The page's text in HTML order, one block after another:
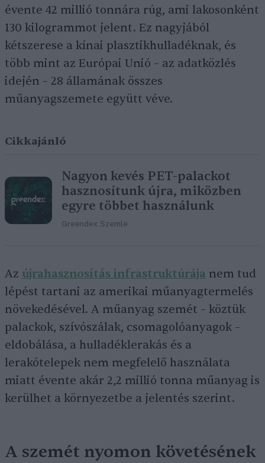
évente 42 millió tonnára rúg, ami lakosonként
130 kilogrammot jelent. Ez nagyjából
kétszerese a kínai plasztikhulladéknak, és
több mint az Európai Unió – az adatközlés
idején – 28 államának összes
műanyagszemete együtt véve.
Cikkajánló
Nagyon kevés PET-palackot
hasznosítunk újra, miközben
egyre többet használunk
Greendex Szemle
Az újrahasznosítás infrastruktúrája nem tud
lépést tartani az amerikai műanyagtermelés
növekedésével. A műanyag szemét – köztük
palackok, szívószálak, csomagolóanyagok –
eldobálása, a hulladéklerakás és a
lerakótelepek nem megfelelő használata
miatt évente akár 2,2 millió tonna műanyag is
kerülhet a környezetbe a jelentés szerint.
A szemét nyomon követésének